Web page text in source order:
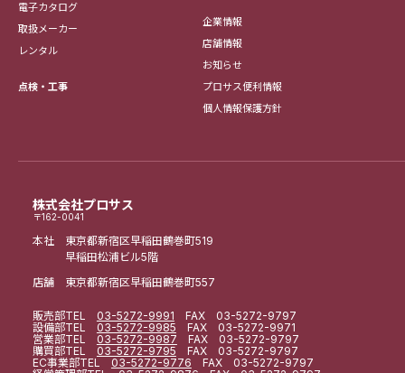
株式会社プロサス
〒162-0041
本社 東京都新宿区早稲田鶴巻町519
早稲田松浦ビル5階
店舗 東京都新宿区早稲田鶴巻町557
販売部TEL 03-5272-9991 FAX 03-5272-9797
設備部TEL 03-5272-9985 FAX 03-5272-9971
営業部TEL 03-5272-9987 FAX 03-5272-9797
購買部TEL 03-5272-9795 FAX 03-5272-9797
EC事業部TEL 03-5272-9776 FAX 03-5272-9797
電子カタログ
取扱メーカー
レンタル
点検・工事
企業情報
店舗情報
お知らせ
プロサス便利情報
個人情報保護方針